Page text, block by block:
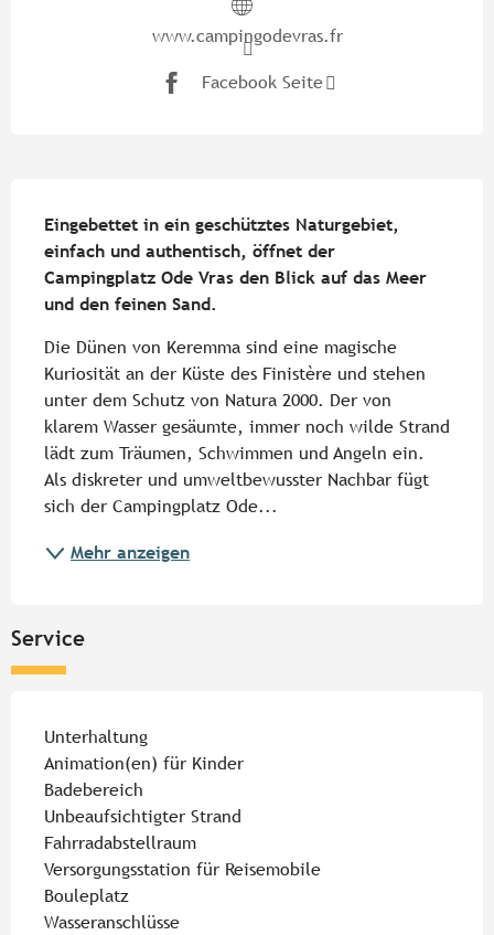
www.campingodevras.fr
Facebook Seite
Eingebettet in ein geschütztes Naturgebiet,
einfach und authentisch, öffnet der
Campingplatz Ode Vras den Blick auf das Meer
und den feinen Sand.
Die Dünen von Keremma sind eine magische
Kuriosität an der Küste des Finistère und stehen
unter dem Schutz von Natura 2000. Der von
klarem Wasser gesäumte, immer noch wilde Strand
lädt zum Träumen, Schwimmen und Angeln ein.
Als diskreter und umweltbewusster Nachbar fügt
sich der Campingplatz Ode...
Mehr anzeigen
Service
Unterhaltung
Animation(en) für Kinder
Badebereich
Unbeaufsichtigter Strand
Fahrradabstellraum
Versorgungsstation für Reisemobile
Bouleplatz
Wasseranschlüsse